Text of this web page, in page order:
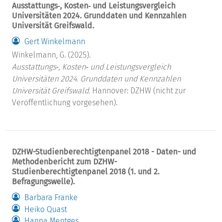
Ausstattungs‐, Kosten‐ und Leistungsvergleich
Universitäten 2024. Grunddaten und Kennzahlen
Universität Greifswald.
Gert Winkelmann
Winkelmann, G. (2025).
Ausstattungs‐, Kosten‐ und Leistungsvergleich
Universitäten 2024. Grunddaten und Kennzahlen
Universität Greifswald. Hannover: DZHW (nicht zur
Veröffentlichung vorgesehen).
DZHW-Studienberechtigtenpanel 2018 - Daten- und
Methodenbericht zum DZHW-
Studienberechtigtenpanel 2018 (1. und 2.
Befragungswelle).
Barbara Franke
Heiko Quast